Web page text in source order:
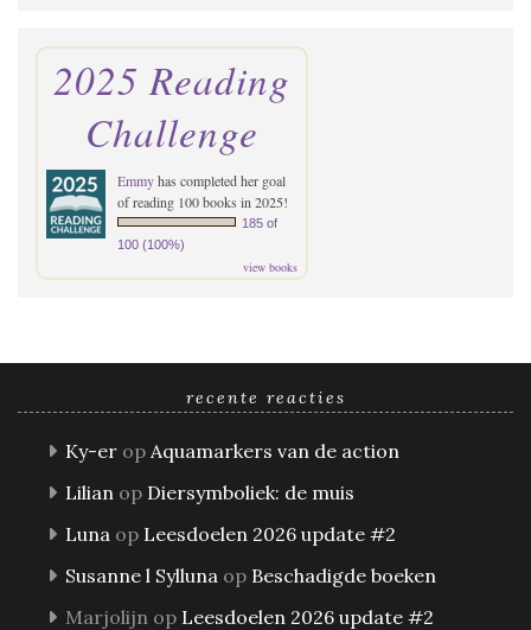
2025 Reading
Challenge
Emmyhas completed her goal
of reading 100 books in 2025!
185 of
100 (100%)
view books
recente reacties
Ky-er op Aquamarkers van de action
Lilian op Diersymboliek: de muis
Luna op Leesdoelen 2026 update #2
Susanne l Sylluna op Beschadigde boeken
Marjolijn op Leesdoelen 2026 update #2